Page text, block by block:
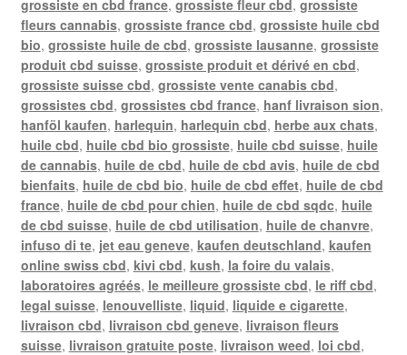
grossiste en cbd france, grossiste fleur cbd, grossiste
fleurs cannabis, grossiste france cbd, grossiste huile cbd
bio, grossiste huile de cbd, grossiste lausanne, grossiste
produit cbd suisse, grossiste produit et dérivé en cbd,
grossiste suisse cbd, grossiste vente canabis cbd,
grossistes cbd, grossistes cbd france, hanf livraison sion,
hanföl kaufen, harlequin, harlequin cbd, herbe aux chats,
huile cbd, huile cbd bio grossiste, huile cbd suisse, huile
de cannabis, huile de cbd, huile de cbd avis, huile de cbd
bienfaits, huile de cbd bio, huile de cbd effet, huile de cbd
france, huile de cbd pour chien, huile de cbd sqdc, huile
de cbd suisse, huile de cbd utilisation, huile de chanvre,
infuso di te, jet eau geneve, kaufen deutschland, kaufen
online swiss cbd, kivi cbd, kush, la foire du valais,
laboratoires agréés, le meilleure grossiste cbd, le riff cbd,
legal suisse, lenouvelliste, liquid, liquide e cigarette,
livraison cbd, livraison cbd geneve, livraison fleurs
suisse, livraison gratuite poste, livraison weed, loi cbd,